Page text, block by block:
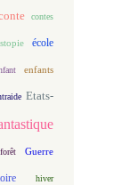
contes
école
enfants
Etats-
forêt Guerre
hiver